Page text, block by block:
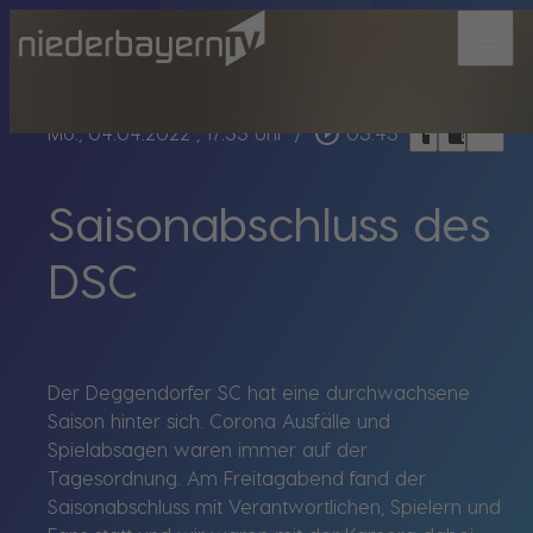
Mo., 04.04.2022, 17:33 Uhr / play_circle_outline 03:43 headphoneschrome_reader_modebookmark_border
Saisonabschluss des
DSC
Der Deggendorfer SC hat eine durchwachsene
Saison hinter sich. Corona Ausfälle und
Spielabsagen waren immer auf der
Tagesordnung. Am Freitagabend fand der
Saisonabschluss mit Verantwortlichen, Spielern und